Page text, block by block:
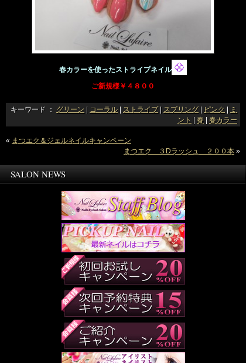
春カラーを使ったストライプネイル
ご新規様￥４８００
キーワード ： グリーン | コーラル | ストライプ| スプリング| ピンク | ミ
ント | 春 | 春カラー
« まつエク＆ジェルネイルキャンペーン
まつエク ３Dラッシュ ２００本 »
SALON NEWS